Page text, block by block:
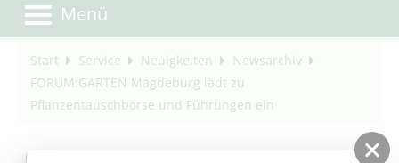
Menü
Start Service Neuigkeiten
Newsarchiv
FORUM:GARTEN Magdeburg lädt zu
Pflanzentauschbörse und Führungen ein
01.07.2014